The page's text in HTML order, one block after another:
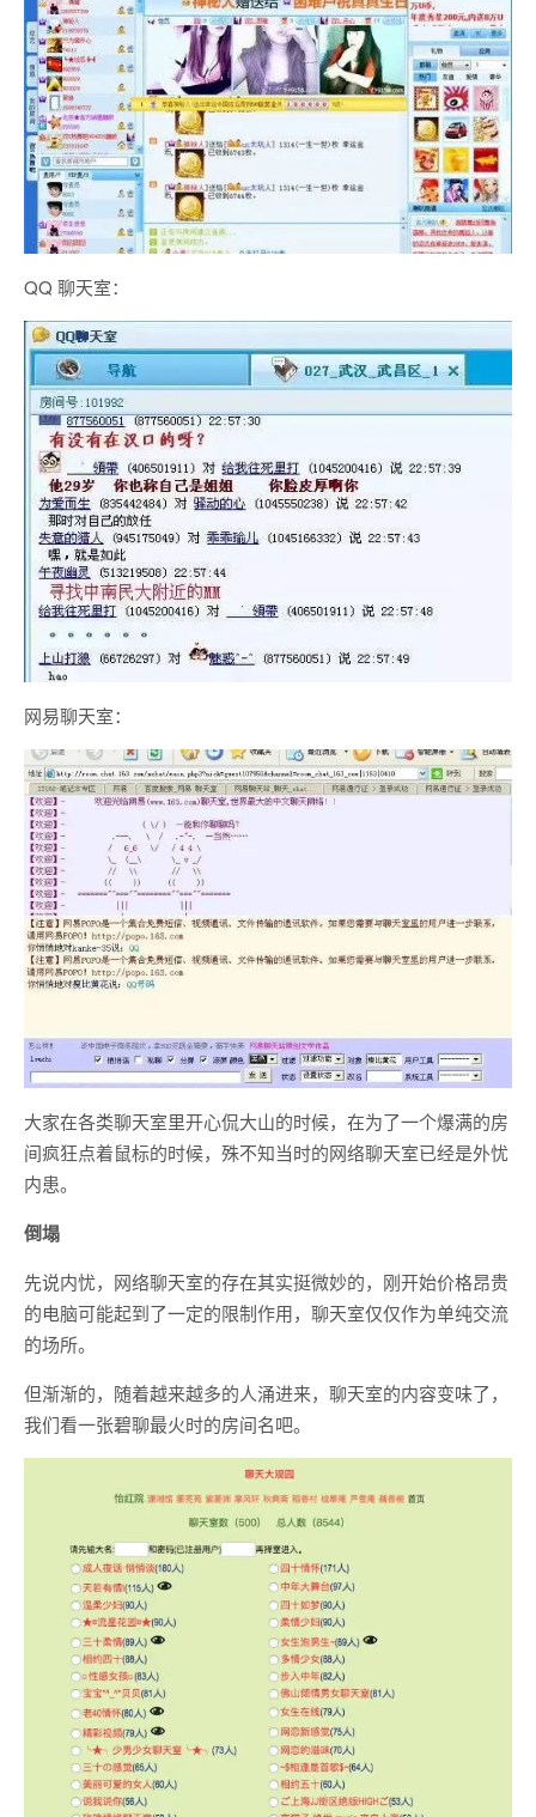
QQ 聊天室：
网易聊天室：
大家在各类聊天室里开心侃大山的时候，在为了一个爆满的房
间疯狂点着鼠标的时候，殊不知当时的网络聊天室已经是外忧
内患。
倒塌
先说内忧，网络聊天室的存在其实挺微妙的，刚开始价格昂贵
的电脑可能起到了一定的限制作用，聊天室仅仅作为单纯交流
的场所。
但渐渐的，随着越来越多的人涌进来，聊天室的内容变味了，
我们看一张碧聊最火时的房间名吧。